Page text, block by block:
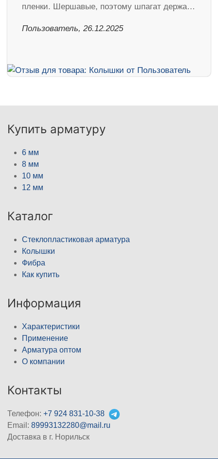
пленки. Шершавые, поэтому шпагат держа…
Пользователь, 26.12.2025
Купить арматуру
6 мм
8 мм
10 мм
12 мм
Каталог
Стеклопластиковая арматура
Колышки
Фибра
Как купить
Информация
Характеристики
Применение
Арматура оптом
О компании
Контакты
Телефон: +7 924 831-10-38
Email: 89993132280@mail.ru
Доставка в г. Норильск